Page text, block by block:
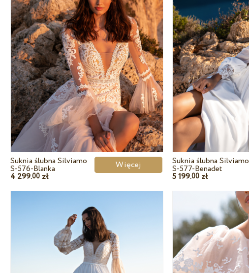
Suknia ślubna Silviamo
S-576-Blanka
4 299.00 zł
Więcej Suknia ślubna Silviamo
S-577-Benadet
5 199.00 zł